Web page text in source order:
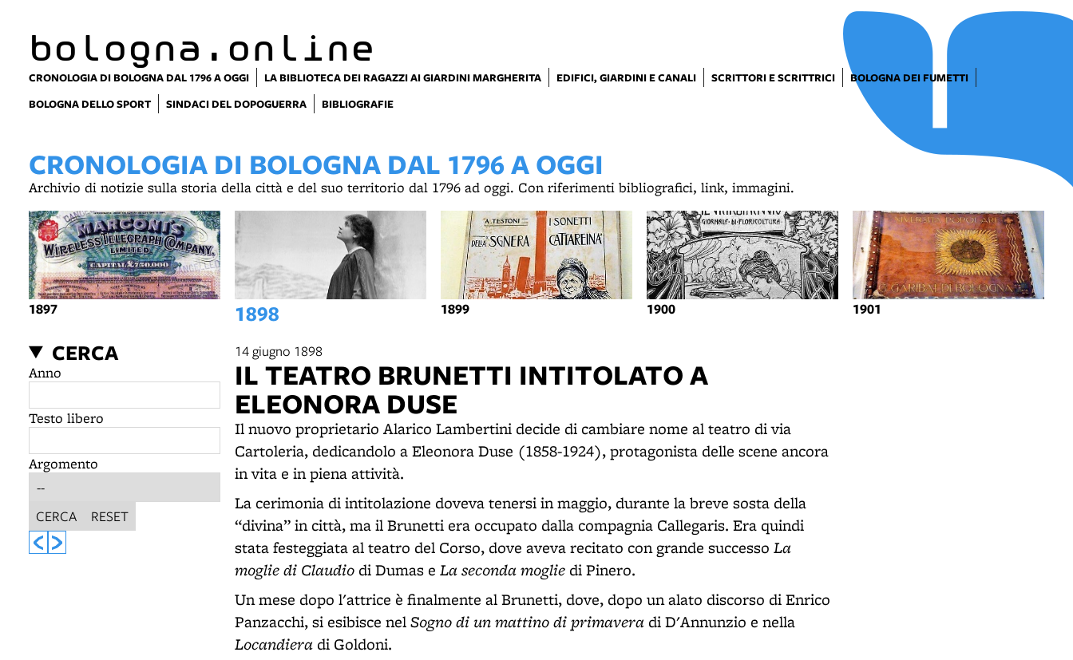
bologna.online
CRONOLOGIA DI BOLOGNA DAL 1796 A OGGI LA BIBLIOTECA DEI RAGAZZI AI GIARDINI MARGHERITA EDIFICI, GIARDINI E CANALI SCRITTORI E SCRITTRICI
BOLOGNA DEI FUMETTI
BOLOGNA DELLO SPORT
SINDACI DEL DOPOGUERRA BIBLIOGRAFIE
CRONOLOGIA DI BOLOGNA DAL 1796 A OGGI
Archivio di notizie sulla storia della città e del suo territorio dal 1796 ad oggi. Con riferimenti bibliografici, link, immagini.
1897 1898 1899 1900 1901
CERCA
Anno
Testo libero
Argomento
CERCA RESET
14 giugno 1898
IL TEATRO BRUNETTI INTITOLATO A
ELEONORA DUSE
Il nuovo proprietario Alarico Lambertini decide di cambiare nome al teatro di via
Cartoleria, dedicandolo a Eleonora Duse (1858-1924), protagonista delle scene ancora
in vita e in piena attività.
La cerimonia di intitolazione doveva tenersi in maggio, durante la breve sosta della
“divina” in città, ma il Brunetti era occupato dalla compagnia Callegaris. Era quindi
stata festeggiata al teatro del Corso, dove aveva recitato con grande successo La
moglie di Claudio di Dumas e La seconda moglie di Pinero.
Un mese dopo l'attrice è finalmente al Brunetti, dove, dopo un alato discorso di Enrico
Panzacchi, si esibisce nelSogno di un mattino di primavera di D'Annunzio e nella
Locandiera di Goldoni.